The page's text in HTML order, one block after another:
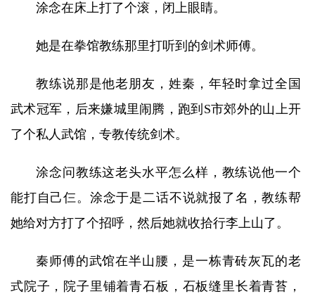
涂念在床上打了个滚，闭上眼睛。
她是在拳馆教练那里打听到的剑术师傅。
教练说那是他老朋友，姓秦，年轻时拿过全国
武术冠军，后来嫌城里闹腾，跑到S市郊外的山上开
了个私人武馆，专教传统剑术。
涂念问教练这老头水平怎么样，教练说他一个
能打自己仨。涂念于是二话不说就报了名，教练帮
她给对方打了个招呼，然后她就收拾行李上山了。
秦师傅的武馆在半山腰，是一栋青砖灰瓦的老
式院子，院子里铺着青石板，石板缝里长着青苔，